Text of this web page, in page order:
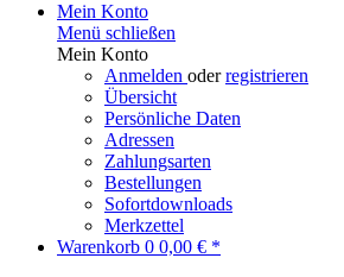
Mein Konto
Menü schließen
Mein Konto
Anmelden oderregistrieren
Übersicht
Persönliche Daten
Adressen
Zahlungsarten
Bestellungen
Sofortdownloads
Merkzettel
Warenkorb 0 0,00 € *